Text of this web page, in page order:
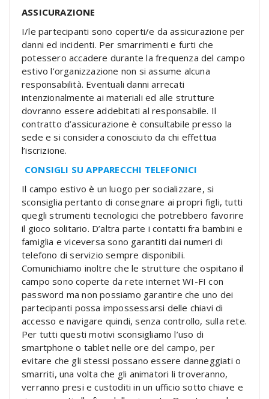
ASSICURAZIONE
I/le partecipanti sono coperti/e da assicurazione per
danni ed incidenti. Per smarrimenti e furti che
potessero accadere durante la frequenza del campo
estivo l’organizzazione non si assume alcuna
responsabilità. Eventuali danni arrecati
intenzionalmente ai materiali ed alle strutture
dovranno essere addebitati al responsabile. Il
contratto d’assicurazione è consultabile presso la
sede e si considera conosciuto da chi effettua
l’iscrizione.
CONSIGLI SU APPARECCHI TELEFONICI
Il campo estivo è un luogo per socializzare, si
sconsiglia pertanto di consegnare ai propri figli, tutti
quegli strumenti tecnologici che potrebbero favorire
il gioco solitario. D’altra parte i contatti fra bambini e
famiglia e viceversa sono garantiti dai numeri di
telefono di servizio sempre disponibili.
Comunichiamo inoltre che le strutture che ospitano il
campo sono coperte da rete internet WI-FI con
password ma non possiamo garantire che uno dei
partecipanti possa impossessarsi delle chiavi di
accesso e navigare quindi, senza controllo, sulla rete.
Per tutti questi motivi sconsigliamo l’uso di
smartphone o tablet nelle ore del campo, per
evitare che gli stessi possano essere danneggiati o
smarriti, una volta che gli animatori li troveranno,
verranno presi e custoditi in un ufficio sotto chiave e